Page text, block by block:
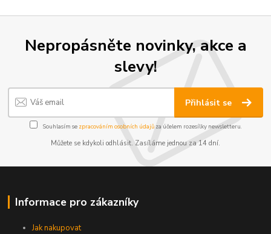
Nepropásněte novinky, akce a
slevy!
Přihlásit se
Souhlasím se zpracováním osobních údajůza účelem rozesílky newsletteru.
Můžete se kdykoli odhlásit. Zasíláme jednou za 14 dní.
Informace pro zákazníky
Jak nakupovat